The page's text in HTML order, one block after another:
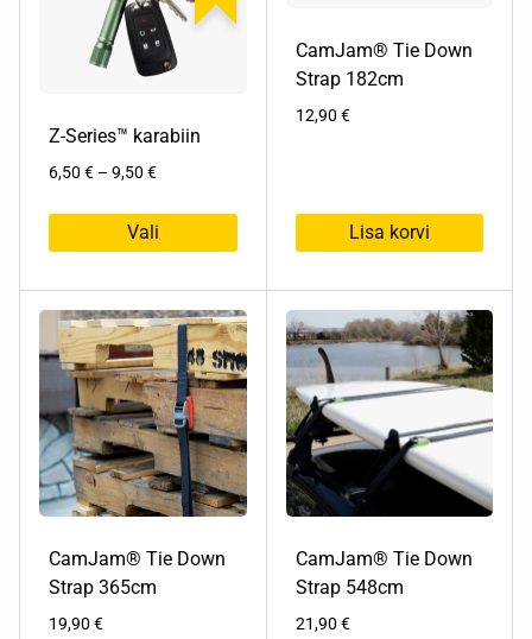
tootelehel.
Z-Series™ karabiin
6,50 € – 9,50 €Hinnavahemik:
kuni
9,50 €
Vali
tootel
on
mitu
varianti.
Valikuid
saab
teha
tootelehel.
CamJam® Tie Down
Strap 182cm
12,90 €
Lisa korvi
CamJam® Tie Down
Strap 365cm
19,90 €
CamJam® Tie Down
Strap 548cm
21,90 €